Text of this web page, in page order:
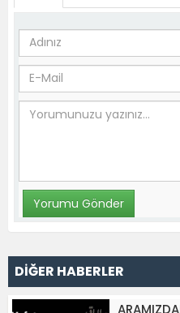
DİĞER HABERLER